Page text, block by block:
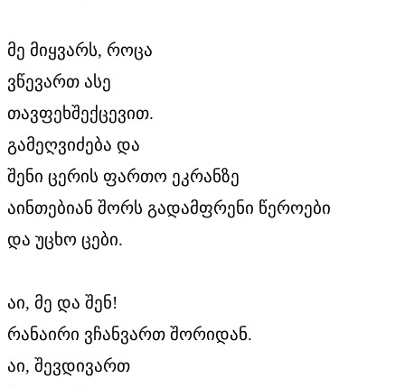
მე მიყვარს, როცა
ვწევართ ასე
თავფეხშექცევით.
გამეღვიძება და
შენი ცერის ფართო ეკრანზე
აინთებიან შორს გადამფრენი წეროები
და უცხო ცები.
აი, მე და შენ!
რანაირი ვჩანვართ შორიდან.
აი, შევდივართ